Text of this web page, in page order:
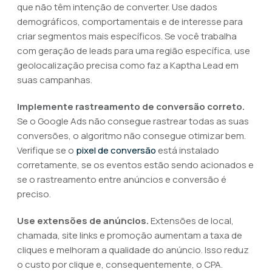
que não têm intenção de converter. Use dados
demográficos, comportamentais e de interesse para
criar segmentos mais específicos. Se você trabalha
com geração de leads para uma região específica, use
geolocalização precisa como faz a Kaptha Lead em
suas campanhas.
Implemente rastreamento de conversão correto.
Se o Google Ads não consegue rastrear todas as suas
conversões, o algoritmo não consegue otimizar bem.
Verifique se o pixel de conversão está instalado
corretamente, se os eventos estão sendo acionados e
se o rastreamento entre anúncios e conversão é
preciso.
Use extensões de anúncios.Extensões de local,
chamada, site links e promoção aumentam a taxa de
cliques e melhoram a qualidade do anúncio. Isso reduz
o custo por clique e, consequentemente, o CPA.